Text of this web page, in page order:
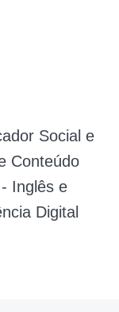
Social e
Conteúdo
Inglês e
Digital